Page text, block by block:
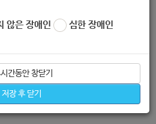
않은 장애인 심한 장애인
간동안 창닫기
저장 후 닫기
교육복지재단.hwp
수당 사업 모집 공고
[보건복지부 보도자료] 아동돌봄쿠폰 전자상품권(돌봄포인트), 4월 13일부터 지급»